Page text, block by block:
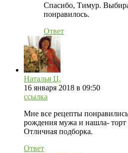
Спасибо, Тимур.
понравилось.
Ответ
Наталья Ц.
16 января 2018 в 09:50
ссылка
Мне все рецепты
рождения мужа и нашла-
Отличная подборка.
Ответ